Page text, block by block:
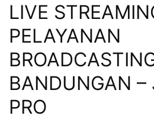
LIVE
PELAYANAN
BANDUNGAN –
PRO